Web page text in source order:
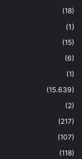
(18)
(1)
(15)
(6)
(1)
(15.639)
(2)
(217)
(107)
(118)